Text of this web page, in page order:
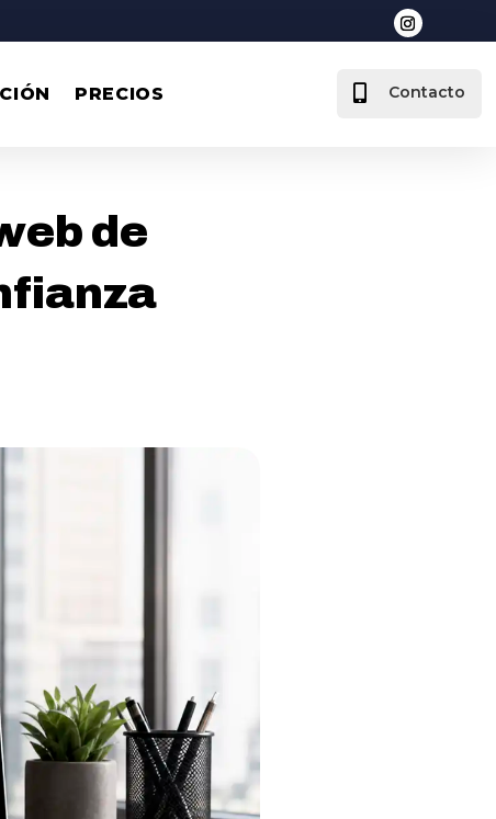
PRECIOS  Contacto
de